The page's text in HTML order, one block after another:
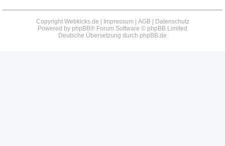
Copyright Webkicks.de | Impressum AGB|
Datenschutz
Powered by phpBB® Forum Software © phpBB Limited
Deutsche Übersetzung durch phpBB.de